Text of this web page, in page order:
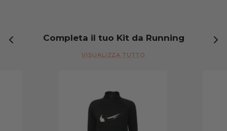
Completa il tuo Kit da Running
VISUALIZZA TUTTO